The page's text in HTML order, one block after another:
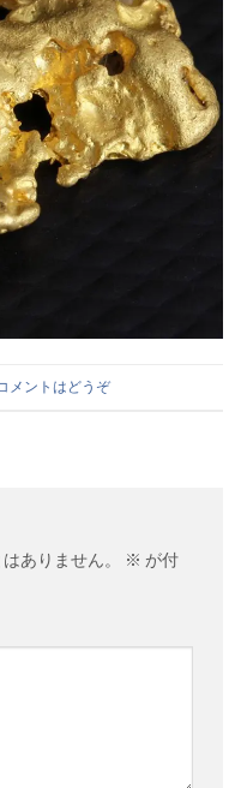
メントはどうぞ
ありません。 ※ が付